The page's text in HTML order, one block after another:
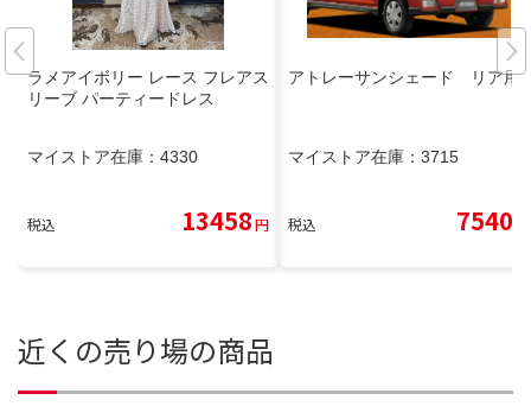
ラメアイボリー レース フレアス
リーブ パーティードレス
マイストア在庫： 4330
税込 13458円
アトレーサンシェード リア用
マイストア在庫： 3715
税込 7540
近くの売り場の商品